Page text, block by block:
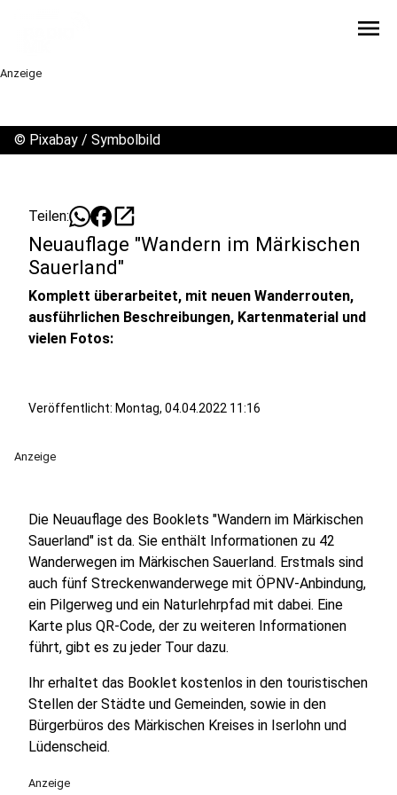
menu
Anzeige
© Pixabay / Symbolbild
Teilen: open_in_new
Neuauflage "Wandern im Märkischen
Sauerland"
Komplett überarbeitet, mit neuen Wanderrouten,
ausführlichen Beschreibungen, Kartenmaterial und
vielen Fotos:
Veröffentlicht: Montag, 04.04.2022 11:16
Anzeige
Die Neuauflage des Booklets "Wandern im Märkischen
Sauerland" ist da. Sie enthält Informationen zu 42
Wanderwegen im Märkischen Sauerland. Erstmals sind
auch fünf Streckenwanderwege mit ÖPNV-Anbindung,
ein Pilgerweg und ein Naturlehrpfad mit dabei. Eine
Karte plus QR-Code, der zu weiteren Informationen
führt, gibt es zu jeder Tour dazu.
Ihr erhaltet das Booklet kostenlos in den touristischen
Stellen der Städte und Gemeinden, sowie in den
Bürgerbüros des Märkischen Kreises in Iserlohn und
Lüdenscheid.
Anzeige